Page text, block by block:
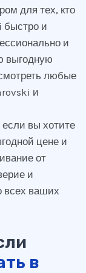
для тех, кто
быстро и
и
выгодную
любые
и
вы хотите
цене и
от
и
всех ваших
в